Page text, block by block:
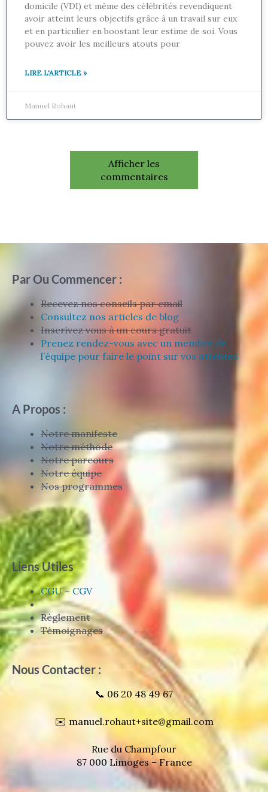
domicile (VDI) et même des célébrités revendiquent
avoir atteint leurs objectifs grâce à un travail sur eux
et en particulier en boostant leur estime de soi. Vous
pouvez avoir les meilleurs atouts pour
LIRE L'ARTICLE »
Manuel Rohaut
Afficher les
commentaires
Par Ou Commencer :
Recevez nos conseils par email
Consultez nos articles de blog
Inscrivez vous à un cours gratuit
Prenez rendez-vous avec un membre de
l’équipe pour faire le point sur vos attentes
A Propos :
Notre manifeste
Notre méthode
Notre parcours
Notre équipe
Nos programmes
Liens Utiles
CGU–CGV
Règlement
Témoignages
Nous Contacter :
📞 06 20 48 49 67
✉️ manuel.rohaut+site@gmail.com
Rue du Champfour
87 000 Limoges – France